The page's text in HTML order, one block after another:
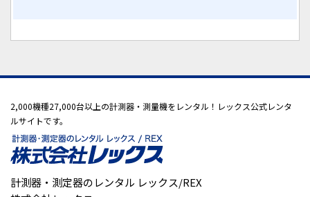
2,000機種27,000台以上の計測器・測量機をレンタル！レックス公式レンタ
ルサイトです。
計測器・測定器のレンタル レックス/REX